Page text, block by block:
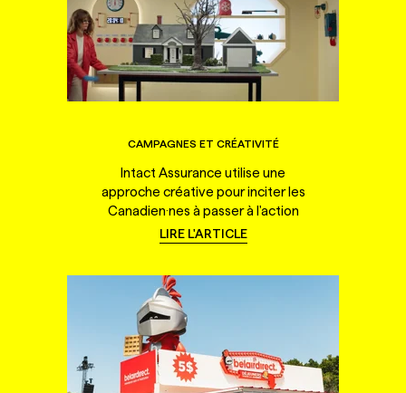
CAMPAGNES ET CRÉATIVITÉ
Intact Assurance utilise une
approche créative pour inciter les
Canadien·nes à passer à l'action
LIRE L'ARTICLE